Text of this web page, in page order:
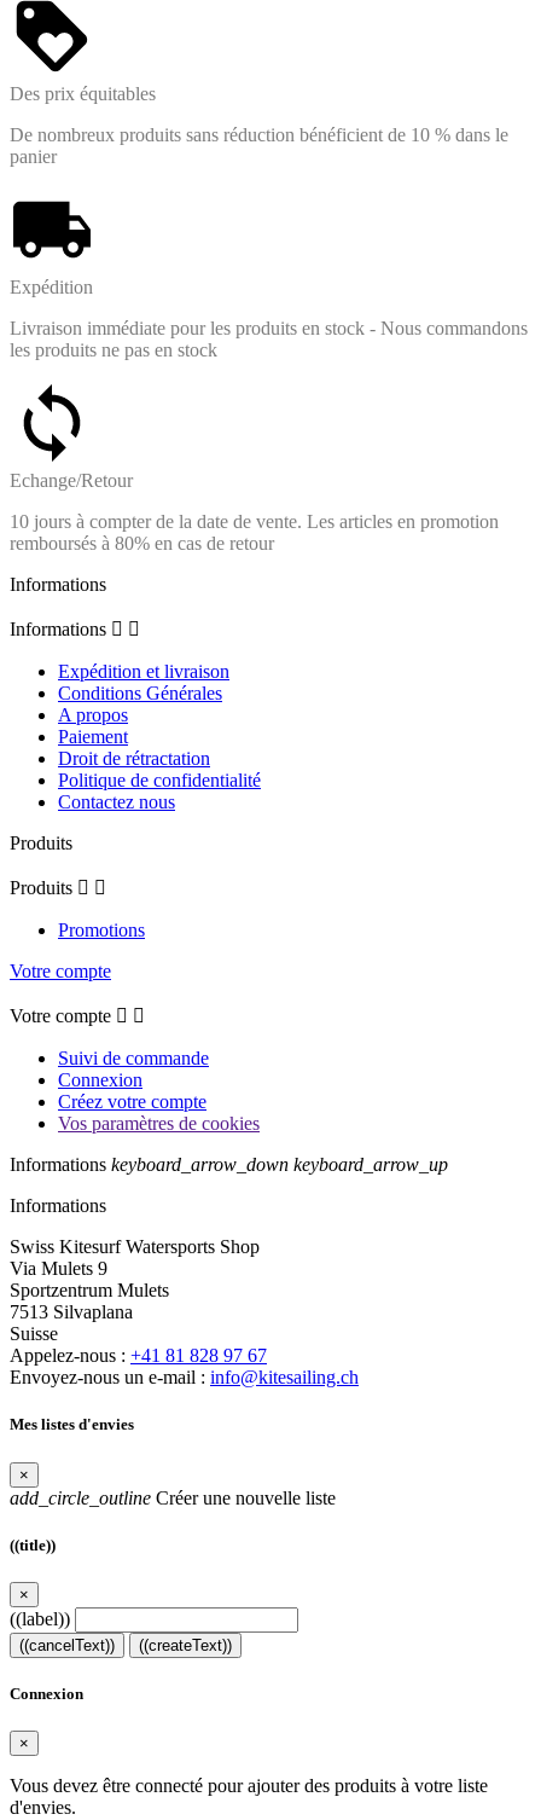
Des prix équitables
De nombreux produits sans réduction bénéficient de 10 % dans le
panier
Expédition
Livraison immédiate pour les produits en stock - Nous commandons
les produits ne pas en stock
Echange/Retour
10 jours à compter de la date de vente. Les articles en promotion
remboursés à 80% en cas de retour
Informations
Informations  
Expédition et livraison
Conditions Générales
A propos
Paiement
Droit de rétractation
Politique de confidentialité
Contactez nous
Produits
Produits  
Promotions
Votre compte
Votre compte  
Suivi de commande
Connexion
Créez votre compte
Vos paramètres de cookies
Informations keyboard_arrow_down keyboard_arrow_up
Informations
Swiss Kitesurf Watersports Shop
Via Mulets 9
Sportzentrum Mulets
7513 Silvaplana
Suisse
Appelez-nous : +41 81 828 97 67
Envoyez-nous un e-mail : info@kitesailing.ch
Mes listes d'envies
×
add_circle_outline Créer une nouvelle liste
((title))
×
((label))
((cancelText)) ((createText))
Connexion
×
Vous devez être connecté pour ajouter des produits à votre liste
d'envies.